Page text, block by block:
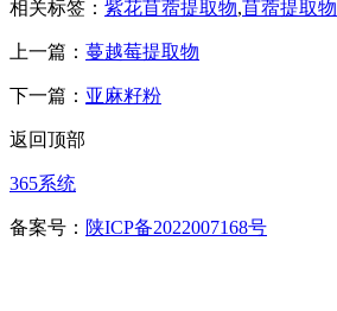
相关标签： 紫花苜蓿提取物,苜蓿提取物
上一篇： 蔓越莓提取物
下一篇： 亚麻籽粉
返回顶部
365系统
备案号： 陕ICP备2022007168号